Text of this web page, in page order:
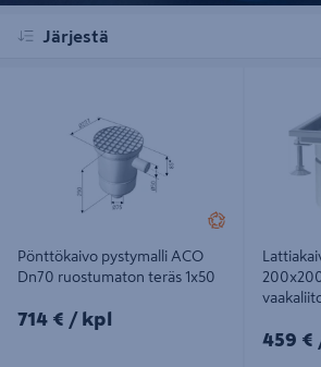
Järjestä
Pönttökaivo pystymalli ACO
Dn70 ruostumaton teräs 1x50
714€/kpl
714 € / kpl
459 €